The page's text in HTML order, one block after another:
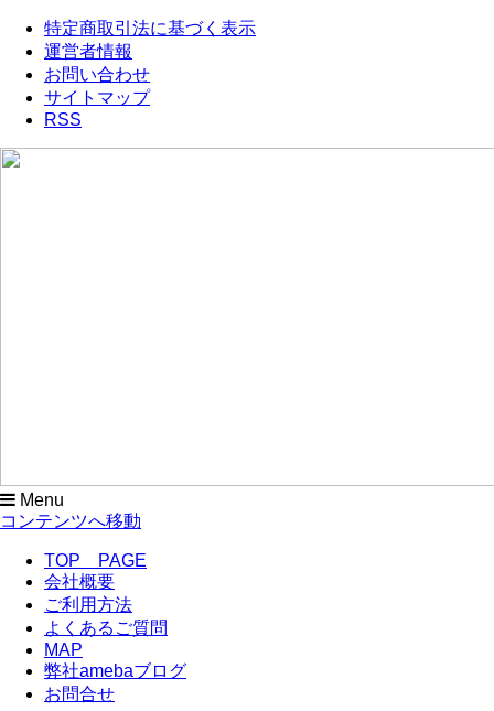
特定商取引法に基づく表示
運営者情報
お問い合わせ
サイトマップ
RSS
のぼり旗専門サイト-感謝の心！
のぼり旗作成なら フルカラー対応 完全データ入稿 防炎仕
Menu
コンテンツへ移動
TOP PAGE
会社概要
ご利用方法
よくあるご質問
MAP
弊社amebaブログ
お問合せ